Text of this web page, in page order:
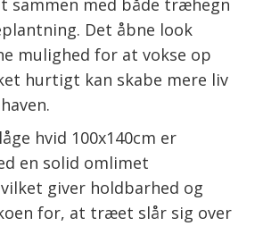
sammen med både træhegn
Det åbne look
mulighed for at vokse op
hurtigt kan skabe mere liv
hvid 100x140cm er
en solid omlimet
giver holdbarhed og
for, at træet slår sig over